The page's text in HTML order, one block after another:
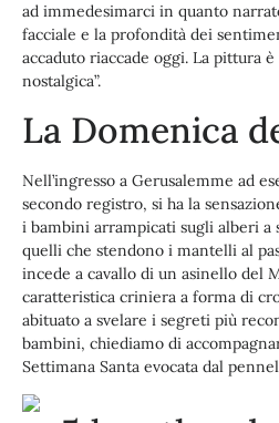
ad immedesimarci in quanto
facciale e la profondità dei
accaduto riaccade oggi. La pittura
nostalgica”.
La Domenica
Nell’ingresso a Gerusalemme ad
secondo registro, si ha la
i bambini arrampicati sugli alberi a
quelli che stendono i mantelli al
incede a cavallo di un asinello del
caratteristica criniera a forma di
abituato a svelare i segreti più
bambini, chiediamo di
Settimana Santa evocata dal